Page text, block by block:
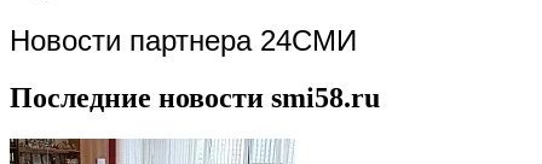
Новости партнера 24СМИ
Последние новости smi58.ru